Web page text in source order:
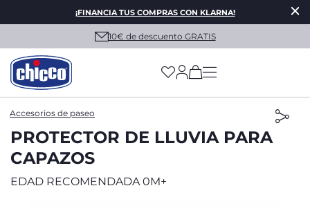
¡FINANCIA TUS COMPRAS CON KLARNA!
10€ de descuento GRATIS
(has more options
Accesorios de paseo
PROTECTOR DE LLUVIA PARA
CAPAZOS
EDAD RECOMENDADA 0M+